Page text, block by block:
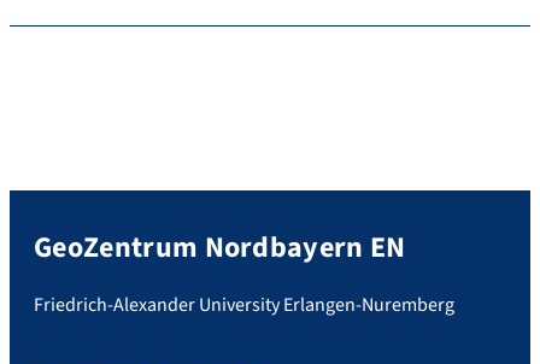
GeoZentrum Nordbayern EN
Friedrich-Alexander University Erlangen-Nuremberg